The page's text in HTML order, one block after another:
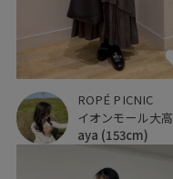
ROPÉ PICNIC
イオンモール大高
aya (153cm)